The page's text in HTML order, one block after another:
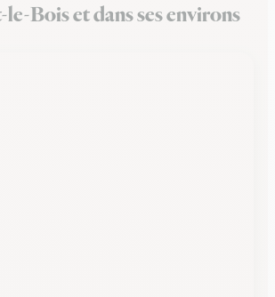
Bois et dans ses environs